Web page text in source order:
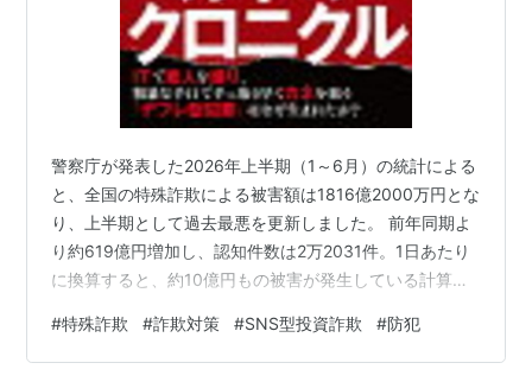
警察庁が発表した2026年上半期（1～6月）の統計による
と、全国の特殊詐欺による被害額は1816億2000万円とな
り、上半期として過去最悪を更新しました。 前年同期よ
り約619億円増加し、認知件数は2万2031件。1日あたり
に換算すると、約10億円もの被害が発生している計算に
思われがちですが、最近はSNSやインターネット広告を
悪用した詐欺が急増し、20代から50代まで幅広い世代が
#特殊詐欺 #詐欺対策 #SNS型投資詐欺 #防犯